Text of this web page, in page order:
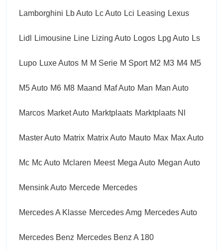
Lamborghini Lb Auto Lc Auto Lci Leasing Lexus
Lidl Limousine Line Lizing Auto Logos Lpg Auto Ls
Lupo Luxe Autos M M Serie M Sport M2 M3 M4 M5
M5 Auto M6 M8 Maand Maf Auto Man Man Auto
Marcos Market Auto Marktplaats Marktplaats Nl
Master Auto Matrix Matrix Auto Mauto Max Max Auto
Mc Mc Auto Mclaren Meest Mega Auto Megan Auto
Mensink Auto Mercede Mercedes
Mercedes A Klasse Mercedes Amg Mercedes Auto
Mercedes Benz Mercedes Benz A 180